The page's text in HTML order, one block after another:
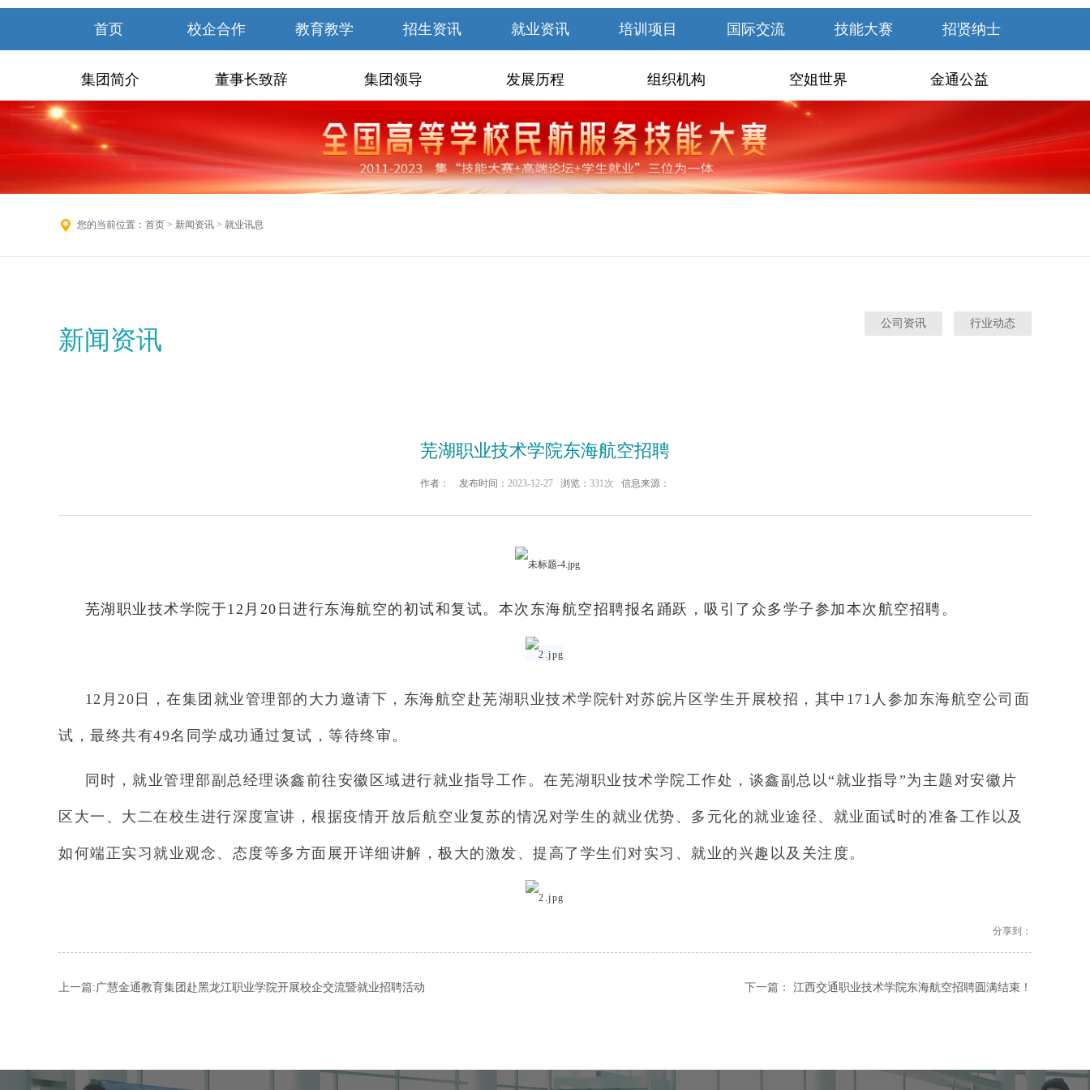
首页 校企合作 教育教学 招生资讯 就业资讯 培训项目 国际交流 技能大赛 招贤纳士
集团简介 董事长致辞 集团领导 发展历程 组织机构 空姐世界 金通公益
您的当前位置： 首页 > 新闻资讯 > 就业讯息
新闻资讯
公司资讯 行业动态
芜湖职业技术学院东海航空招聘
作者： 发布时间： 2023-12-27 浏览： 331次 信息来源：
芜湖职业技术学院于12月20日进行东海航空的初试和复试。本次东海航空招聘报名踊跃，吸引了众多学子参加本次航空招聘。
12月20日，在集团就业管理部的大力邀请下，东海航空赴芜湖职业技术学院针对苏皖片区学生开展校招，其中171人参加东海航空公司面
试，最终共有49名同学成功通过复试，等待终审。
同时，就业管理部副总经理谈鑫前往安徽区域进行就业指导工作。在芜湖职业技术学院工作处，谈鑫副总以“就业指导”为主题对安徽片
区大一、大二在校生进行深度宣讲，根据疫情开放后航空业复苏的情况对学生的就业优势、多元化的就业途径、就业面试时的准备工作以及
如何端正实习就业观念、态度等多方面展开详细讲解，极大的激发、提高了学生们对实习、就业的兴趣以及关注度。
分享到：
上一篇: 广慧金通教育集团赴黑龙江职业学院开展校企交流暨就业招聘活动 下一篇： 江西交通职业技术学院东海航空招聘圆满结束！